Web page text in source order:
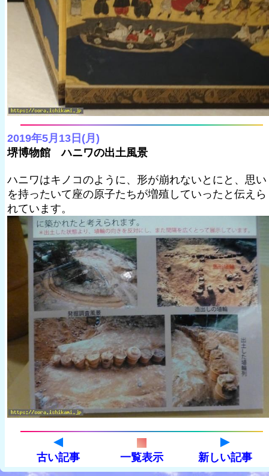
2019年5月13日(月)
堺博物館 ハニワの出土風景
ハニワはキノコのように、形が崩れないとにと、思い
を持ったいて座の原子たちが増殖していったと伝えら
れています。
古い記事 一覧表示 新しい記事